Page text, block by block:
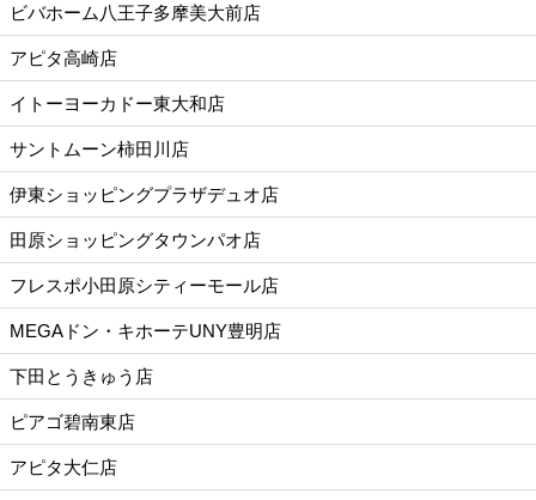
ビバホーム八王子多摩美大前店
アピタ高崎店
イトーヨーカドー東大和店
サントムーン柿田川店
伊東ショッピングプラザデュオ店
田原ショッピングタウンパオ店
フレスポ小田原シティーモール店
MEGAドン・キホーテUNY豊明店
下田とうきゅう店
ピアゴ碧南東店
アピタ大仁店